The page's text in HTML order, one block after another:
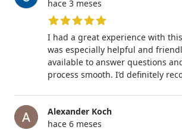
hace 3 meses
5 de 5 estrellas
I had a great experience with
was especially helpful and
available to answer questions
process smooth. I’d definitely
Alexander Koch
hace 6 meses